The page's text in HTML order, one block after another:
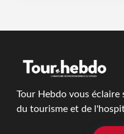
Tour Hebdo vous éclaire
du tourisme et de